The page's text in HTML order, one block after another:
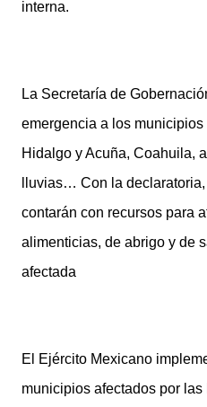
interna.
La Secretaría de
emergencia a los
Hidalgo y Acuña, Coahuila,
lluvias… Con la
contarán con recursos para
alimenticias, de abrigo y de
afectada
El Ejército Mexicano
municipios afectados por